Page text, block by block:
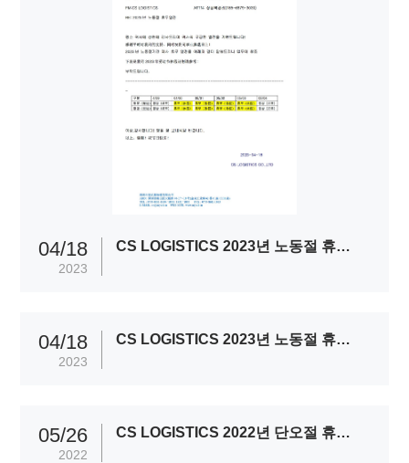
04/18
2023
CS LOGISTICS 2023년 노동절 휴무일정
04/18
2023
CS LOGISTICS 2023년 노동절 휴무일정
05/26
2022
CS LOGISTICS 2022년 단오절 휴무일정